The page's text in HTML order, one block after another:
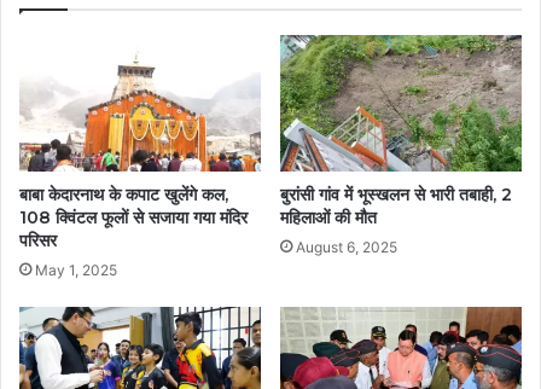
बाबा केदारनाथ के कपाट खुलेंगे कल,
108 क्विंटल फूलों से सजाया गया मंदिर
परिसर
May 1, 2025
बुरांसी गांव में भूस्खलन से भारी तबाही, 2
महिलाओं की मौत
August 6, 2025